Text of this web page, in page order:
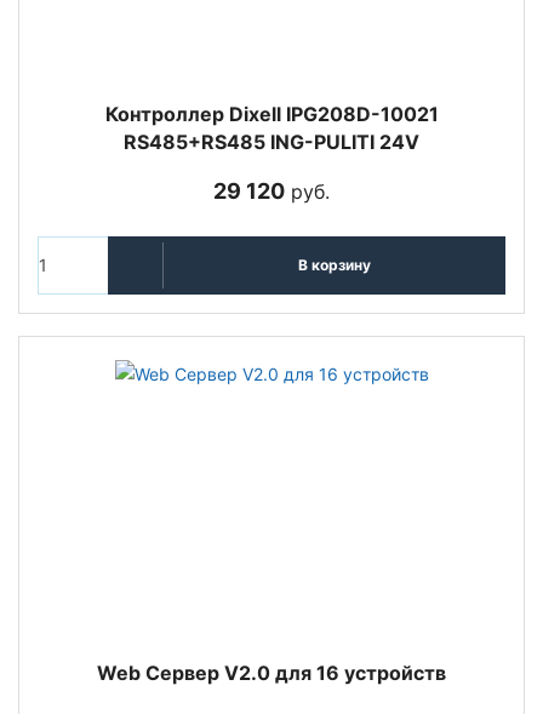
Контроллер Dixell IPG208D-10021
RS485+RS485 ING-PULITI 24V
29 120 руб.
В корзину
Web Сервер V2.0 для 16 устройств